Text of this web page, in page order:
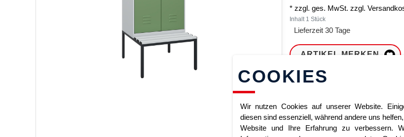
* zzgl. ges. MwSt. zzgl.
Inhalt 1 Stück
Lieferzeit 30 Tage
ARTIKEL MERKEN
COOKIES
Wir nutzen Cookies auf unserer Website.
diesen sind essenziell, während andere uns
Website und Ihre Erfahrung zu verbessern.